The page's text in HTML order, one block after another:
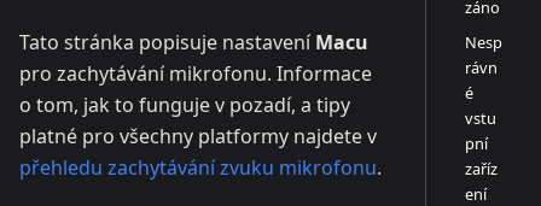
Tato stránka popisuje nastaveníMacu
pro zachytávání mikrofonu. Informace
o tom, jak to funguje v pozadí, a tipy
platné pro všechny platformy najdete v
přehledu zachytávání zvuku mikrofonu.
záno
Nesp
rávn
é
vstu
pní
zaříz
ení